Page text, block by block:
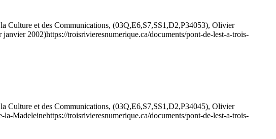
Culture et des Communications, (03Q,E6,S7,SS1,D2,P34053), Olivier
janvier 2002)https://troisrivieresnumerique.ca/documents/pont-de-lest-a-trois-
Culture et des Communications, (03Q,E6,S7,SS1,D2,P34045), Olivier
la-Madeleinehttps://troisrivieresnumerique.ca/documents/pont-de-lest-a-trois-